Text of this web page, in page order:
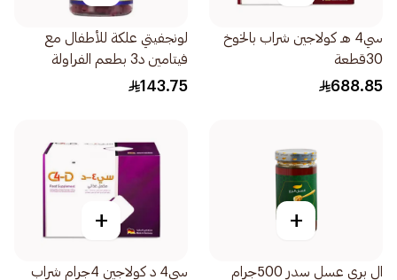
سي4 هـ كولاجين شراب بالخوخ
30قطعة
688.85
لونجفيتي علكة للأطفال مع
فيتامين د3 بطعم الفراولة
74قطعة
143.75
+
ال بري عسل سدر 500جرام
+
سي4 د كولاجين 4جرام شراب